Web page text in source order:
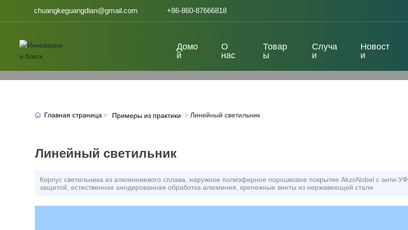
chuangkeguangdian@gmail.com +86-860-87666818
Домо
й
О
нас
Товар
ы
Случа
и
Новост
и
Главная страница Примеры из практики Линейный светильник
Линейный светильник
Корпус светильника из алюминиевого сплава, наружное полиэфирное порошковое покрытие AkzoNobel с анти-УФ
защитой, естественная анодированная обработка алюминия, крепежные винты из нержавеющей стали